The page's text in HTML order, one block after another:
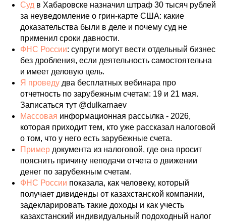
Суд в Хабаровске назначил штраф 30 тысяч рублей
за неуведомление о грин-карте США: какие
доказательства были в деле и почему суд не
применил сроки давности.
ФНС России: супруги могут вести отдельный бизнес
без дробления, если деятельность самостоятельна
и имеет деловую цель.
Я проведу два бесплатных вебинара про
отчетность по зарубежным счетам: 19 и 21 мая.
Записаться тут @dulkarnaev
Массовая информационная рассылка - 2026,
которая приходит тем, кто уже рассказал налоговой
о том, что у него есть зарубежные счета.
Пример документа из налоговой, где она просит
пояснить причину неподачи отчета о движении
денег по зарубежным счетам.
ФНС России показала, как человеку, который
получает дивиденды от казахстанской компании,
задекларировать такие доходы и как учесть
казахстанский индивидуальный подоходный налог